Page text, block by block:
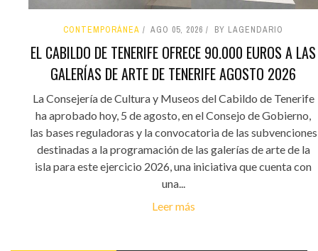
CONTEMPORÁNEA AGO 05, 2026 BY LAGENDARIO
EL CABILDO DE TENERIFE OFRECE 90.000 EUROS A LAS
GALERÍAS DE ARTE DE TENERIFE AGOSTO 2026
La Consejería de Cultura y Museos del Cabildo de Tenerife
ha aprobado hoy, 5 de agosto, en el Consejo de Gobierno,
las bases reguladoras y la convocatoria de las subvenciones
destinadas a la programación de las galerías de arte de la
isla para este ejercicio 2026, una iniciativa que cuenta con
una...
Leer más